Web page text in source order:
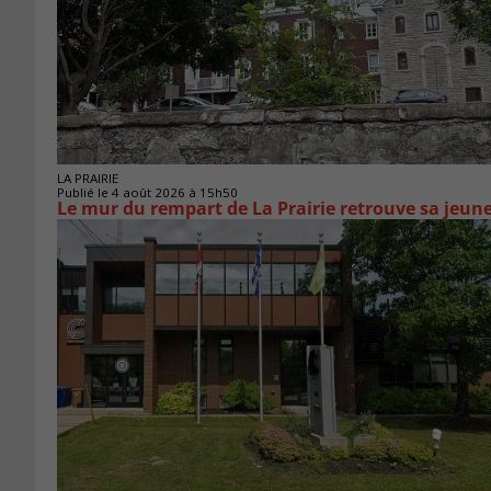
LA PRAIRIE
Publié le 4 août 2026 à 15h50
Le mur du rempart de La Prairie retrouve sa